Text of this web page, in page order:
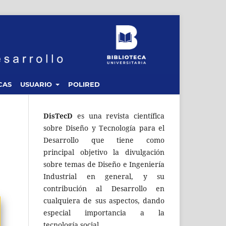
USUARIO POLIRED
DisTecD es una revista científica
sobre Diseño y Tecnología para el
Desarrollo que tiene como
principal objetivo la divulgación
sobre temas de Diseño e Ingeniería
Industrial en general, y su
contribución al Desarrollo en
cualquiera de sus aspectos, dando
especial importancia a la